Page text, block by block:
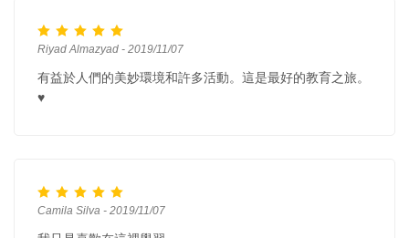
Riyad Almazyad - 2019/11/07
有益於人們的美妙環境和許多活動。這是最好的教育之旅。
♥️
Camila Silva - 2019/11/07